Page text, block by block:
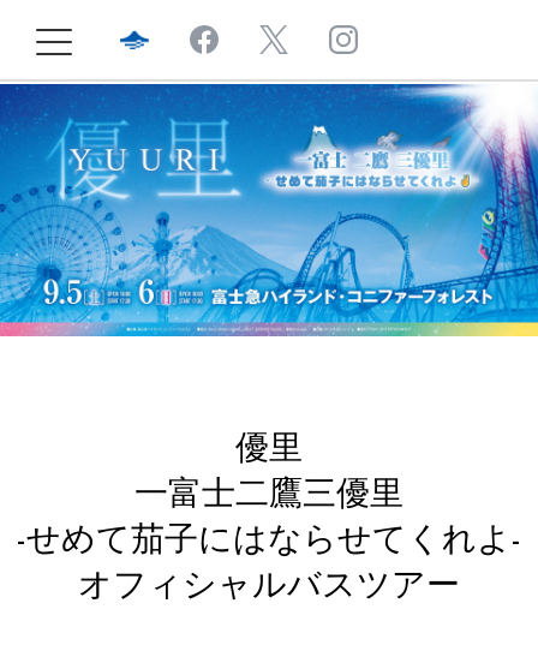
優里
一富士二鷹三優里
-せめて茄子にはならせてくれよ-
オフィシャルバスツアー